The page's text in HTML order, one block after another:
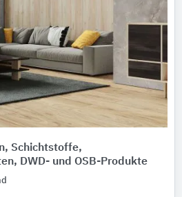
Schichtstoffe,
DWD- und OSB-Produkte